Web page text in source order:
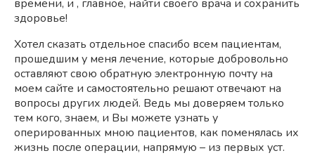
времени, и , главное, найти своего врача и сохранить
здоровье!
Хотел сказать отдельное спасибо всем пациентам,
прошедшим у меня лечение, которые добровольно
оставляют свою обратную электронную почту на
моем сайте и самостоятельно решают отвечают на
вопросы других людей. Ведь мы доверяем только
тем кого, знаем, и Вы можете узнать у
оперированных мною пациентов, как поменялась их
жизнь после операции, напрямую – из первых уст.